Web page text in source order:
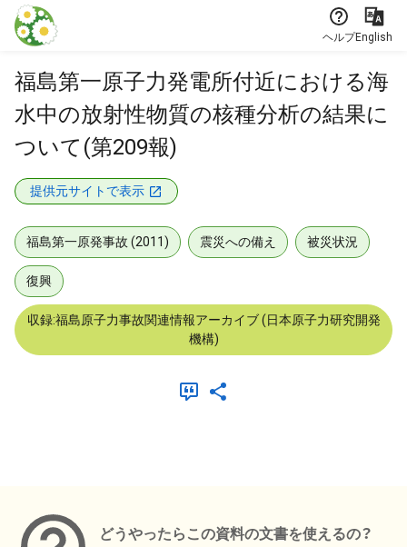
本文に飛ぶ
ヘルプEnglish
福島第一原子力発電所付近における海
水中の放射性物質の核種分析の結果に
ついて(第209報)
提供元サイトで表示
福島第一原発事故 (2011) 震災への備え 被災状況
復興
収録:福島原子力事故関連情報アーカイブ (日本原子力研究開発
機構)
どうやったらこの資料の文書を使えるの？